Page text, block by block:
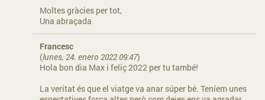
Moltes gràcies per tot,
Una abraçada
Francesc
(lunes, 24. enero 2022 09:47)
Hola bon dia Max i feliç 2022 per tu també!
La veritat és que el viatge va anar súper bé. Teníem unes